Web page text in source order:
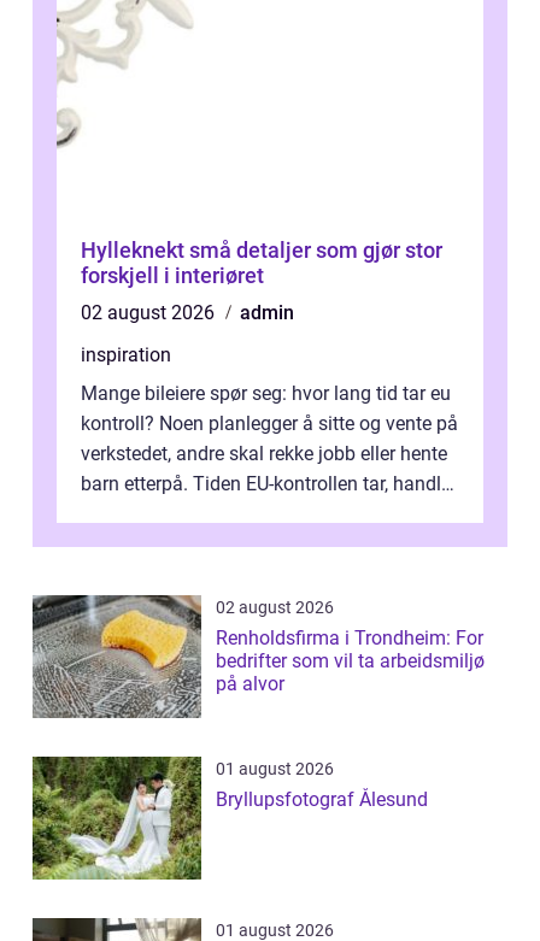
Hylleknekt små detaljer som gjør stor
forskjell i interiøret
02 august 2026
admin
inspiration
Mange bileiere spør seg: hvor lang tid tar eu
kontroll? Noen planlegger å sitte og vente på
verkstedet, andre skal rekke jobb eller hente
barn etterpå. Tiden EU-kontrollen tar, handler
02 august 2026
Renholdsfirma i Trondheim: For
bedrifter som vil ta arbeidsmiljø
på alvor
01 august 2026
Bryllupsfotograf Ålesund
01 august 2026